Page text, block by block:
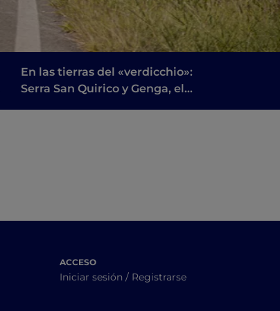
En las tierras del «verdicchio»:
Serra San Quirico y Genga, el
ACCESO
Iniciar sesión / Registrarse